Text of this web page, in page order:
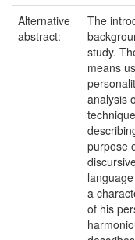
Alternative
abstract:
The
study.
means
analysis
purpose
a
of his